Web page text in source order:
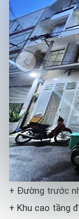
+ Đường trước
+ Khu cao tầng